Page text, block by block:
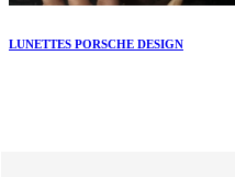
LUNETTES PORSCHE DESIGN